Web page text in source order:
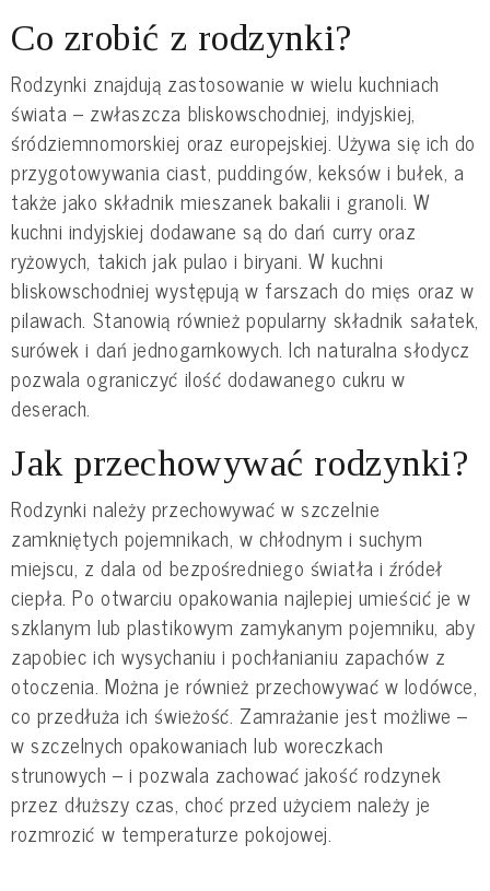
Co zrobić z rodzynki?
Rodzynki znajdują zastosowanie w wielu kuchniach
świata – zwłaszcza bliskowschodniej, indyjskiej,
śródziemnomorskiej oraz europejskiej. Używa się ich do
przygotowywania ciast, puddingów, keksów i bułek, a
także jako składnik mieszanek bakalii i granoli. W
kuchni indyjskiej dodawane są do dań curry oraz
ryżowych, takich jak pulao i biryani. W kuchni
bliskowschodniej występują w farszach do mięs oraz w
pilawach. Stanowią również popularny składnik sałatek,
surówek i dań jednogarnkowych. Ich naturalna słodycz
pozwala ograniczyć ilość dodawanego cukru w
deserach.
Jak przechowywać rodzynki?
Rodzynki należy przechowywać w szczelnie
zamkniętych pojemnikach, w chłodnym i suchym
miejscu, z dala od bezpośredniego światła i źródeł
ciepła. Po otwarciu opakowania najlepiej umieścić je w
szklanym lub plastikowym zamykanym pojemniku, aby
zapobiec ich wysychaniu i pochłanianiu zapachów z
otoczenia. Można je również przechowywać w lodówce,
co przedłuża ich świeżość. Zamrażanie jest możliwe –
w szczelnych opakowaniach lub woreczkach
strunowych – i pozwala zachować jakość rodzynek
przez dłuższy czas, choć przed użyciem należy je
rozmrozić w temperaturze pokojowej.